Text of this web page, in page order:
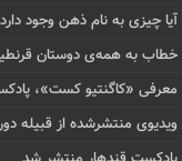
آیا چیزی به نام ذهن وجود
خطاب به همه‌ی دوستان
معرفی «کاگنتیو کست»،
ویدیوی منتشرشده از قبیله